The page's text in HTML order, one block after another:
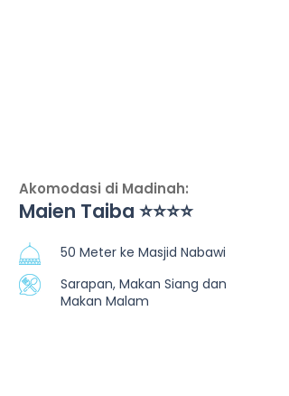
Akomodasi di Madinah:
Maien Taiba ⭐⭐⭐⭐
50 Meter ke Masjid Nabawi
Sarapan, Makan Siang dan
Makan Malam